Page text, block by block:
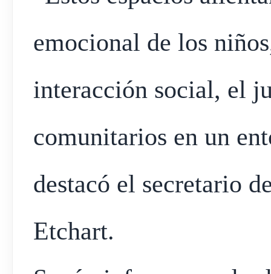
emocional de los
interacción social, el
comunitarios en un
destacó el secretario
Etchart.